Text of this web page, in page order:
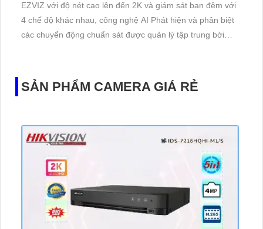
EZVIZ với độ nét cao lên đến 2K và giám sát ban đêm với
4 chế độ khác nhau, công nghệ AI Phát hiện và phân biệt
các chuyển động chuẩn sát được quản lý tập trung bởi
SẢN PHẨM CAMERA GIÁ RẺ